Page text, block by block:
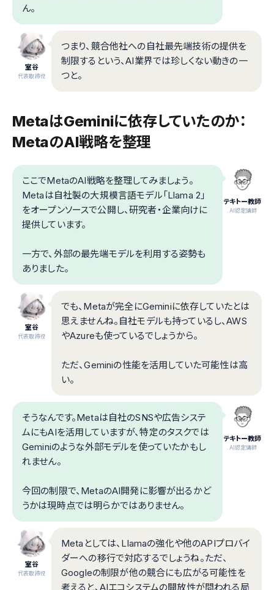
ん。
室谷
代表取締役
つまり、競合他社への自社最先端技術の提供を
制限するという、AI業界では珍しくない動きの一
つと。
MetaはGeminiに依存していたのか：
MetaのAI戦略を整理
テキトー教師
.AI認定講師
ここでMetaのAI戦略を整理してみましょう。
Metaは自社製の大規模言語モデル「Llama 2」
をオープンソースで公開し、研究者・企業向けに
提供しています。
一方で、外部の最先端モデルを利用する姿勢も
ありました。
室谷
代表取締役
でも、Metaが完全にGeminiに依存していたとは
思えませんね。自社モデルも持っているし、AWS
やAzureも使っているでしょうから。
ただ、Geminiの性能を活用していた可能性は高
い。
テキトー教師
.AI認定講師
そうなんです。Metaは自社のSNSや広告システ
ムにもAIを活用していますが、特定のタスクでは
Geminiのような外部モデルを使っていたかもし
れません。
今回の制限で、MetaのAI開発に影響が出るかど
うかは現時点では明らかではありません。
室谷
代表取締役
Metaとしては、Llamaの強化や他のAPIプロバイ
ダーへの移行で対応するでしょうね。ただ、
Googleの制限が他の競合にも広がる可能性を
考えると、AIエコシステムの開放性が問われる局